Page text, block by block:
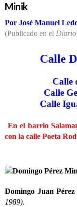
Minik
Por José Manuel
(Publicado en el Diario
Calle
Calle
Calle
Calle
En el barrio
con la calle Poeta
Domingo Juan Pérez
1989).